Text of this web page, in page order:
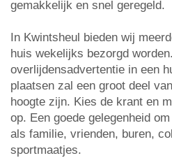
gemakkelijk en snel geregeld.
In Kwintsheul bieden wij
huis wekelijks bezorgd
overlijdensadvertentie in een
plaatsen zal een groot deel
hoogte zijn. Kies de krant en
op. Een goede gelegenheid
als familie, vrienden, buren,
sportmaatjes.